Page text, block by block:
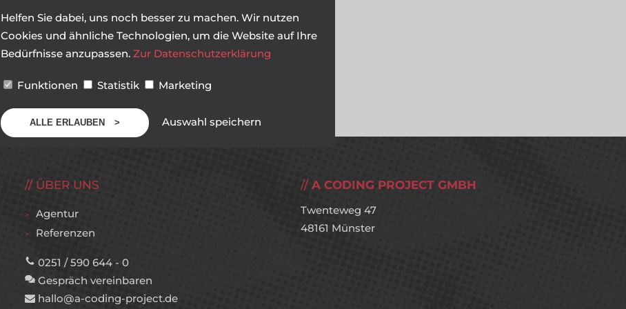
ÜBER UNS
Agentur
Referenzen
0251 / 590 644 - 0
Gespräch vereinbaren
hallo@a-coding-project.de
A CODING PROJECT GMBH
Twenteweg 47
48161 Münster
Helfen Sie dabei, uns noch besser zu machen. Wir nutzen
Cookies und ähnliche Technologien, um die Website auf Ihre
Bedürfnisse anzupassen. Zur Datenschutzerklärung
Funktionen Statistik Marketing
ALLE ERLAUBEN Auswahl speichern